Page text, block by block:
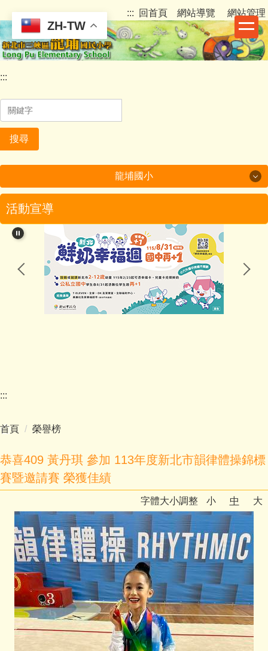
到
主
要
容
::: 回首頁 網站導覽 網站管理
ZH-TW
:::
搜尋
龍埔國小
龍埔國小
認識龍埔
行政團隊
活動宣導
:::
首頁 榮譽榜
恭喜409 黃丹琪 參加 113年度新北市韻律體操錦標
賽暨邀請賽 榮獲佳績
字體大小調整 小 中 大